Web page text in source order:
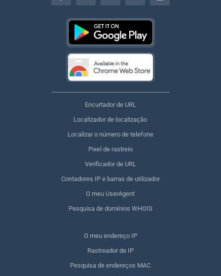
Encurtador de URL
Localizador de localização
Localizar o número de telefone
Pixel de rastreio
Verificador de URL
Contadores IP e barras de utilizador
O meu UserAgent
Pesquisa de domínios WHOIS
O meu endereço IP
Rastreador de IP
Pesquisa de endereços MAC